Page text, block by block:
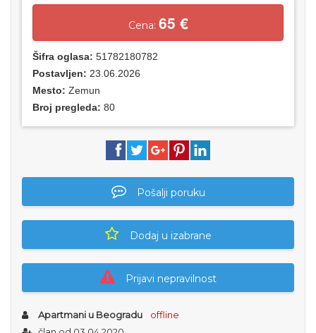
Cena: 65 €
Šifra oglasa: 51782180782
Postavljen: 23.06.2026
Mesto: Zemun
Broj pregleda: 80
Pošalji poruku
Dodaj u izabrane
Prijavi nepravilnost
Apartmani u Beogradu
offline